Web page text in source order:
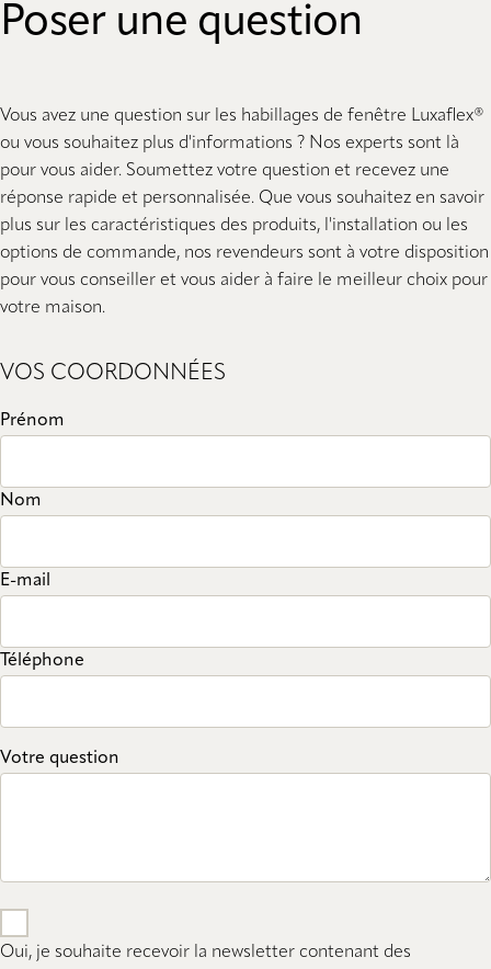
Poser une question
Vous avez une question sur les habillages de fenêtre Luxaflex®
ou vous souhaitez plus d'informations ? Nos experts sont là
pour vous aider. Soumettez votre question et recevez une
réponse rapide et personnalisée. Que vous souhaitez en savoir
plus sur les caractéristiques des produits, l'installation ou les
options de commande, nos revendeurs sont à votre disposition
pour vous conseiller et vous aider à faire le meilleur choix pour
votre maison.
VOS COORDONNÉES
Prénom
Nom
E-mail
Téléphone
Votre question
Oui, je souhaite recevoir la newsletter contenant des